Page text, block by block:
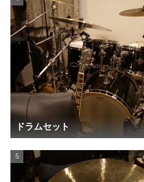
ドラムセット